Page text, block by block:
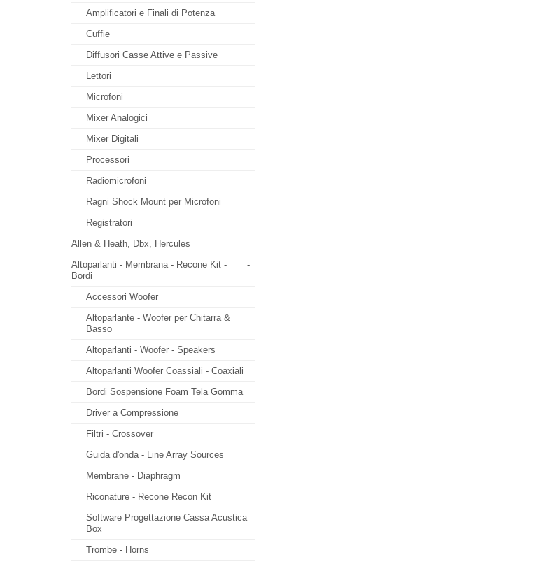
Amplificatori e Finali di Potenza
Cuffie
Diffusori Casse Attive e Passive
Lettori
Microfoni
Mixer Analogici
Mixer Digitali
Processori
Radiomicrofoni
Ragni Shock Mount per Microfoni
Registratori
Allen & Heath, Dbx, Hercules
-
Altoparlanti - Membrana - Recone Kit -
Bordi
Accessori Woofer
Altoparlante - Woofer per Chitarra &
Basso
Altoparlanti - Woofer - Speakers
Altoparlanti Woofer Coassiali - Coaxiali
Bordi Sospensione Foam Tela Gomma
Driver a Compressione
Filtri - Crossover
Guida d'onda - Line Array Sources
Membrane - Diaphragm
Riconature - Recone Recon Kit
Software Progettazione Cassa Acustica
Box
Trombe - Horns